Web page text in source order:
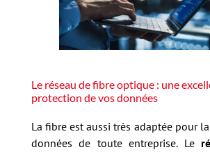
Le réseau de fibre optique : une
protection de vos données
La fibre est aussi très adaptée pour
données de toute entreprise. Le